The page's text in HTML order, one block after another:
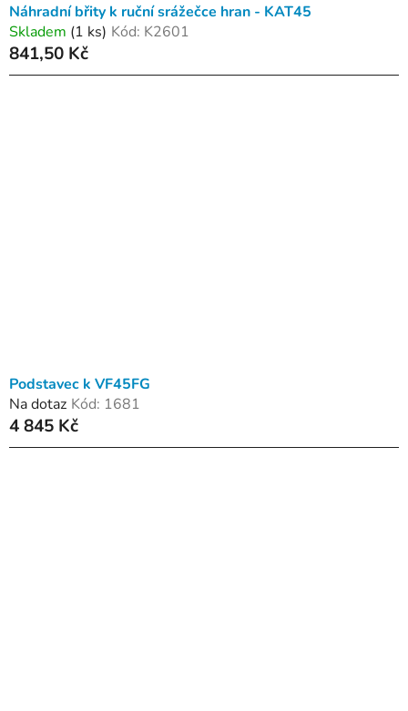
Náhradní břity k ruční srážečce hran - KAT45
Skladem (1 ks) Kód: K2601
841,50 Kč
Podstavec k VF45FG
Na dotaz Kód: 1681
4 845 Kč